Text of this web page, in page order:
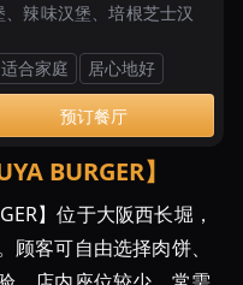
辣味汉堡、培根芝士汉
适合家庭 居心地好
预订餐厅
BURGER】
】位于大阪西长堀，
客可自由选择肉饼、